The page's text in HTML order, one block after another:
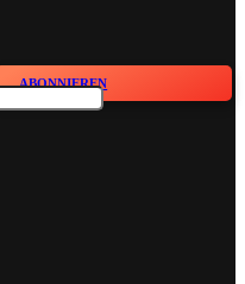
ABONNIEREN